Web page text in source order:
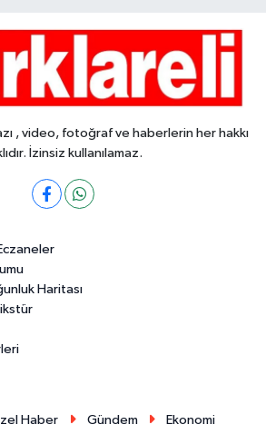
, video, fotoğraf ve haberlerin her hakkı
İzinsiz kullanılamaz.
Haritası
Haber Gündem
Ekonomi